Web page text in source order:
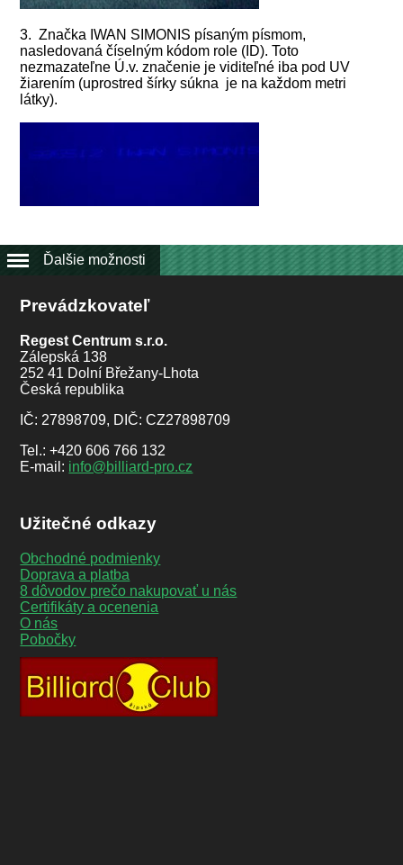
3. Značka IWAN SIMONIS písaným písmom,
nasledovaná číselným kódom role (ID). Toto
nezmazateľne Ú.v. značenie je viditeľné iba pod UV
žiarením (uprostred šírky súkna je na každom metri
látky).
Ďalšie možnosti
Prevádzkovateľ
Regest Centrum s.r.o.
Zálepská 138
252 41 Dolní Břežany-Lhota
Česká republika
IČ: 27898709, DIČ: CZ27898709
Tel.: +420 606 766 132
E-mail: info@billiard-pro.cz
Užitečné odkazy
Obchodné podmienky
Doprava a platba
8 dôvodov prečo nakupovať u nás
Certifikáty a ocenenia
O nás
Pobočky